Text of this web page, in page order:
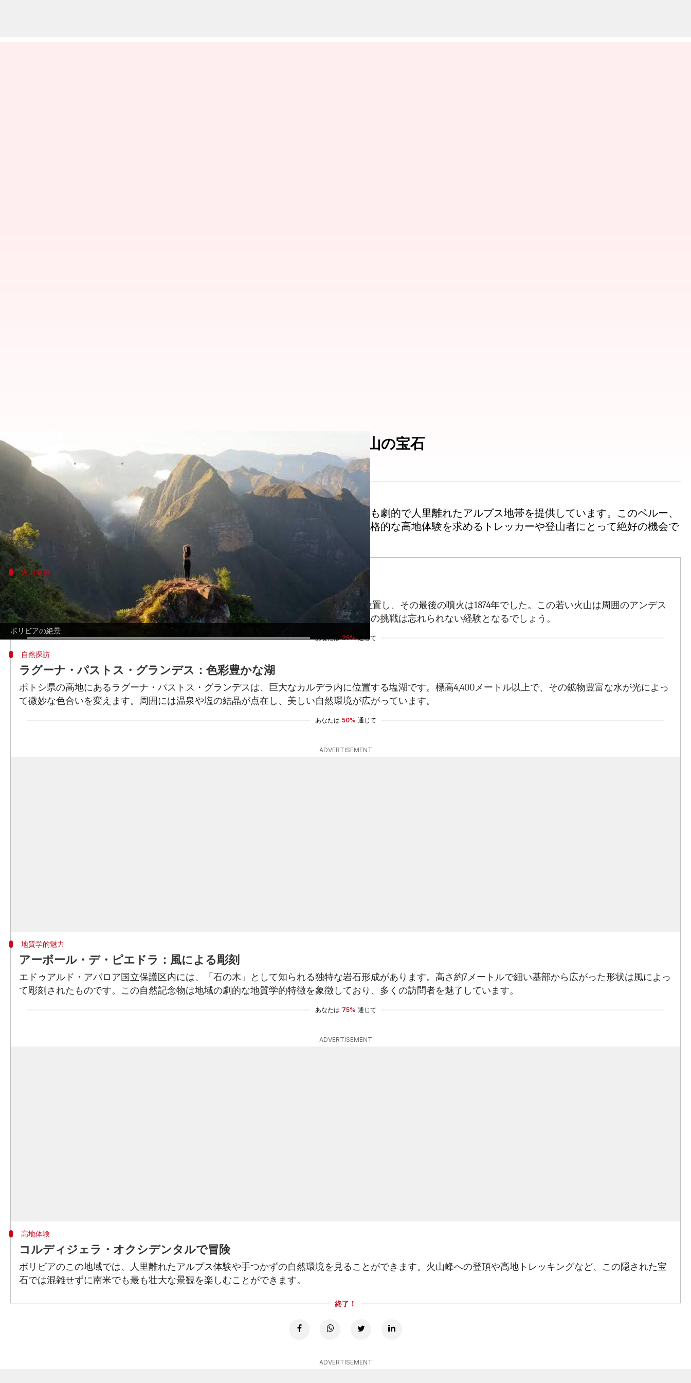
ボリビアの絶景
ボリビアのコルディジェラ・オクシデンタル：隠れた山の宝石
Keito Komeda Jun 30, 2026
ボリビア南西部に広がるコルディジェラ・オクシデンタル山脈は、南米でも最も劇的で人里離れたアルプス地帯を提供しています。このペルー、
ボリビア、チリを結ぶ知られざる回廊は、混雑した観光ルートから離れて、本格的な高地体験を求めるトレッカーや登山者にとって絶好の機会で
火山登頂
サハマ火山：挑戦と絶景
サハマ火山は標高6,943メートルで、南米でも有数の高峰です。サハマ国立公園内に位置し、その最後の噴火は1874年でした。この若い火山は周囲のアンデス
を見渡すパノラマビューと技術的な挑戦を提供します。登山者にとって、この火山への挑戦は忘れられない経験となるでしょう。
あなたは 25% 通じて
自然探訪
ラグーナ・パストス・グランデス：色彩豊かな湖
ポトシ県の高地にあるラグーナ・パストス・グランデスは、巨大なカルデラ内に位置する塩湖です。標高4,400メートル以上で、その鉱物豊富な水が光によっ
て微妙な色合いを変えます。周囲には温泉や塩の結晶が点在し、美しい自然環境が広がっています。
あなたは 50% 通じて
ADVERTISEMENT
地質学的魅力
アーボール・デ・ピエドラ：風による彫刻
エドゥアルド・アバロア国立保護区内には、「石の木」として知られる独特な岩石形成があります。高さ約7メートルで細い基部から広がった形状は風によっ
て彫刻されたものです。この自然記念物は地域の劇的な地質学的特徴を象徴しており、多くの訪問者を魅了しています。
あなたは 75% 通じて
ADVERTISEMENT
高地体験
コルディジェラ・オクシデンタルで冒険
ボリビアのこの地域では、人里離れたアルプス体験や手つかずの自然環境を見ることができます。火山峰への登頂や高地トレッキングなど、この隠された宝
石では混雑せずに南米でも最も壮大な景観を楽しむことができます。
終了！
ADVERTISEMENT